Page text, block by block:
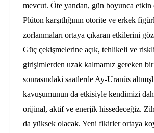
mevcut. Öte yandan, gün boyunca etkin
Plüton karşıtlığının otorite ve erkek
zorlanmaları ortaya çıkaran etkilerini
Güç çekişmelerine açık, tehlikeli ve
girişimlerden uzak kalmamız gereken
sonrasındaki saatlerde Ay-Uranüs
kavuşumunun da etkisiyle kendimizi
orijinal, aktif ve enerjik hissedeceğiz.
da yüksek olacak. Yeni fikirler ortaya